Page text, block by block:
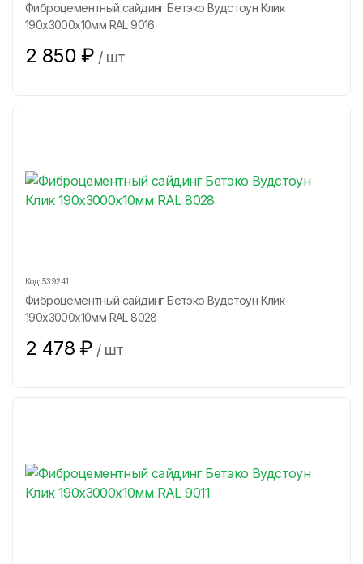
Фиброцементный сайдинг Бетэко Вудстоун Клик
190х3000х10мм RAL 9016
2 850 ₽ / шт
Код: 539241
Фиброцементный сайдинг Бетэко Вудстоун Клик
190х3000х10мм RAL 8028
2 478 ₽ / шт